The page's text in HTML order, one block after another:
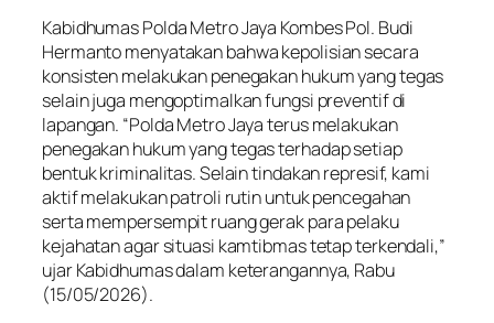
Kabidhumas Polda Metro Jaya Kombes Pol. Budi
Hermanto menyatakan bahwa kepolisian secara
konsisten melakukan penegakan hukum yang tegas
selain juga mengoptimalkan fungsi preventif di
lapangan. “Polda Metro Jaya terus melakukan
penegakan hukum yang tegas terhadap setiap
bentuk kriminalitas. Selain tindakan represif, kami
aktif melakukan patroli rutin untuk pencegahan
serta mempersempit ruang gerak para pelaku
kejahatan agar situasi kamtibmas tetap terkendali,”
ujar Kabidhumas dalam keterangannya, Rabu
(15/05/2026).